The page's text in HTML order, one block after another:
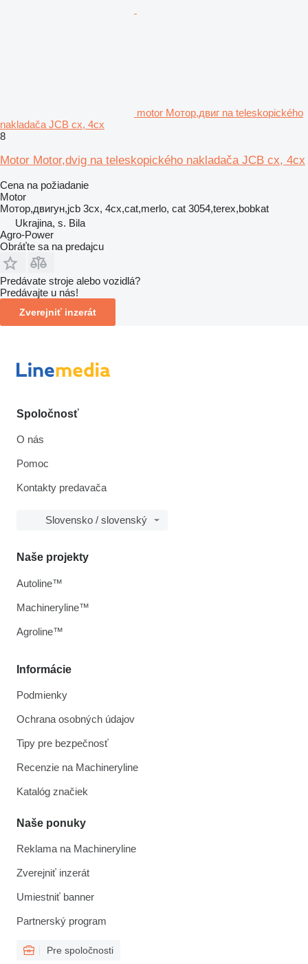
motor Мотор,двиг na teleskopického
nakladača JCB cx, 4cx
8
Motor Motor,dvig na teleskopického nakladača JCB cx, 4cx
Cena na požiadanie
Motor
Мотор,двигун,jcb 3cx, 4cx,cat,merlo, cat 3054,terex,bobkat
Ukrajina, s. Bila
Agro-Power
Obráťte sa na predajcu
Predávate stroje alebo vozidlá?
Predávajte u nás!
Zverejniť inzerát
Spoločnosť
O nás
Pomoc
Kontakty predavača
Slovensko / slovenský
Informácie
Podmienky
Ochrana osobných údajov
Tipy pre bezpečnosť
Recenzie na Machineryline
Katalóg značiek
Naše ponuky
Reklama na Machineryline
Zverejniť inzerát
Umiestniť banner
Partnerský program
Pre spoločnosti
Naše projekty
Autoline™
Machineryline™
Agroline™